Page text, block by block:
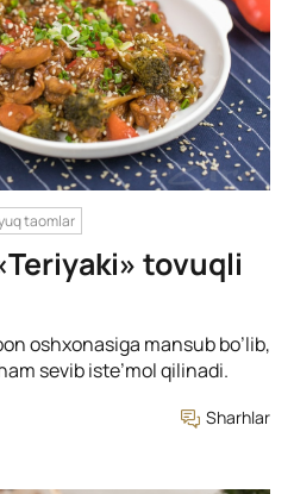
taomlar
tovuqli
oshxonasiga mansub bo’lib,
sevib iste’mol qilinadi.
Sharhlar